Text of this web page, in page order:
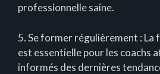
professionnelle saine.
5. Se former régulièrement :
est essentielle pour les coachs
informés des dernières